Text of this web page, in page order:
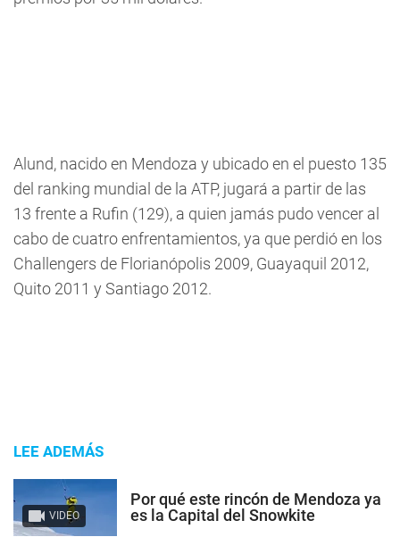
Alund, nacido en Mendoza y ubicado en el puesto 135
del ranking mundial de la ATP, jugará a partir de las
13 frente a Rufin (129), a quien jamás pudo vencer al
cabo de cuatro enfrentamientos, ya que perdió en los
Challengers de Florianópolis 2009, Guayaquil 2012,
Quito 2011 y Santiago 2012.
LEE ADEMÁS
VIDEO
Por qué este rincón de Mendoza ya
es la Capital del Snowkite